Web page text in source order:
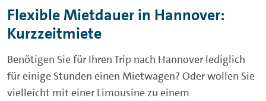
Flexible Mietdauer in Hannover:
Kurzzeitmiete
Benötigen Sie für Ihren Trip nach Hannover lediglich
für einige Stunden einen Mietwagen? Oder wollen Sie
vielleicht mit einer Limousine zu einem